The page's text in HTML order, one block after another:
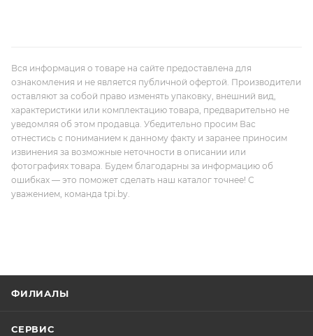
Вся информация о товаре на сайте предоставлена для
ознакомления и не является публичной офертой. Производители
оставляют за собой право изменять упаковку, внешний вид,
характеристики или комплектацию товара, предварительно не
уведомляя об этом продавца. Убедительно просим Вас
отнестись с пониманием к данному факту и заранее приносим
извинения за возможные неточности в описании или
фотографиях товара. Будем благодарны за информацию об
ошибках — это поможет сделать наш каталог точнее! С
уважением, команда tpi.by.
ФИЛИАЛЫ
СЕРВИС